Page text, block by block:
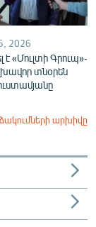
2026
է «Մուլտի Գրուպ»-
տնօրեն
արխիվը